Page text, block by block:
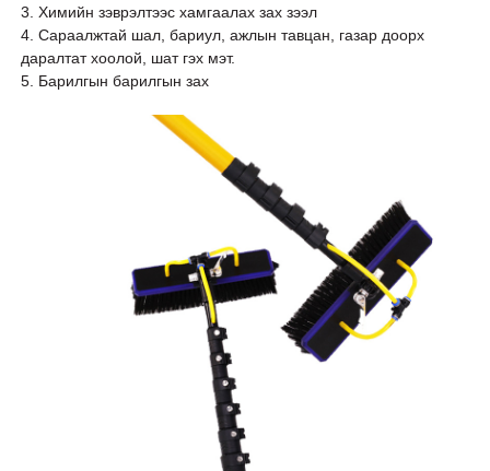
3. Химийн зэврэлтээс хамгаалах зах зээл
4. Сараалжтай шал, бариул, ажлын тавцан, газар доорх
даралтат хоолой, шат гэх мэт.
5. Барилгын барилгын зах